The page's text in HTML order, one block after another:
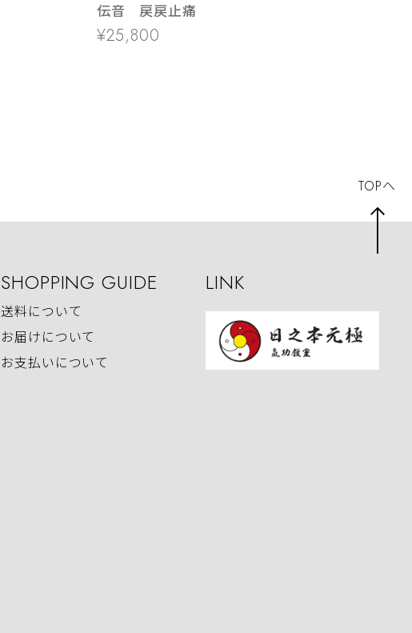
伝音 戻戻止痛
¥25,800
SHOPPING GUIDE
送料について
お届けについて
お支払いについて
LINK
TOPへ